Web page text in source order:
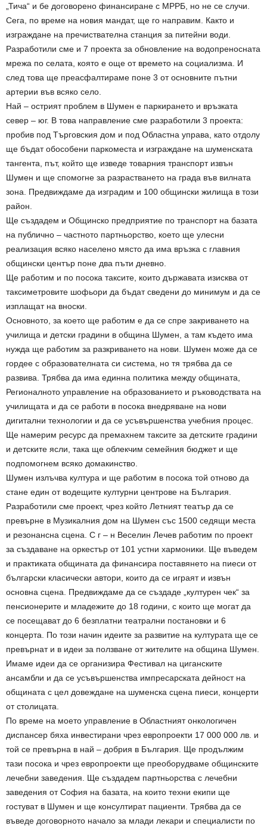
„Тича“ и бе договорено финансиране с МРРБ, но не се случи.
Сега, по време на новия мандат, ще го направим. Както и
изграждане на пречиствателна станция за питейни води.
Разработили сме и 7 проекта за обновление на водопреносната
мрежа по селата, която е още от времето на социализма. И
след това ще преасфалтираме поне 3 от основните пътни
артерии във всяко село.
Най – острият проблем в Шумен е паркирането и връзката
север – юг. В това направление сме разработили 3 проекта:
пробив под Търговския дом и под Областна управа, като отдолу
ще бъдат обособени паркоместа и изграждане на шуменската
тангента, път, който ще изведе товарния транспорт извън
Шумен и ще спомогне за разрастването на града във вилната
зона. Предвиждаме да изградим и 100 общински жилища в този
район.
Ще създадем и Общинско предприятие по транспорт на базата
на публично – частното партньорство, което ще улесни
реализация всяко населено място да има връзка с главния
общински център поне два пъти дневно.
Ще работим и по посока таксите, които държавата изисква от
таксиметровите шофьори да бъдат сведени до минимум и да се
изплащат на вноски.
Основното, за което ще работим е да се спре закриването на
училища и детски градини в община Шумен, а там където има
нужда ще работим за разкриването на нови. Шумен може да се
гордее с образователната си система, но тя трябва да се
развива. Трябва да има единна политика между общината,
Регионалното управление на образованието и ръководствата на
училищата и да се работи в посока внедряване на нови
дигитални технологии и да се усъвършенства учебния процес.
Ще намерим ресурс да премахнем таксите за детските градини
и детските ясли, така ще облекчим семейния бюджет и ще
подпомогнем всяко домакинство.
Шумен излъчва култура и ще работим в посока той отново да
стане един от водещите културни центрове на България.
Разработили сме проект, чрез който Летният театър да се
превърне в Музикалния дом на Шумен със 1500 седящи места
и резонансна сцена. С г – н Веселин Лечев работим по проект
за създаване на оркестър от 101 устни хармоники. Ще въведем
и практиката общината да финансира поставянето на пиеси от
български класически автори, които да се играят и извън
основна сцена. Предвиждаме да се създаде „културен чек“ за
пенсионерите и младежите до 18 години, с които ще могат да
се посещават до 6 безплатни театрални постановки и 6
концерта. По този начин идеите за развитие на културата ще се
превърнат и в идеи за ползване от жителите на община Шумен.
Имаме идеи да се организира Фестивал на циганските
ансамбли и да се усъвършенства импресарската дейност на
общината с цел довеждане на шуменска сцена пиеси, концерти
от столицата.
По време на моето управление в Областният онкологичен
диспансер бяха инвестирани чрез европроекти 17 000 000 лв. и
той се превърна в най – добрия в България. Ще продължим
тази посока и чрез европроекти ще преоборудваме общинските
лечебни заведения. Ще създадем партньорства с лечебни
заведения от София на базата, на които техни екипи ще
гостуват в Шумен и ще консултират пациенти. Трябва да се
въведе договорното начало за млади лекари и специалисти по